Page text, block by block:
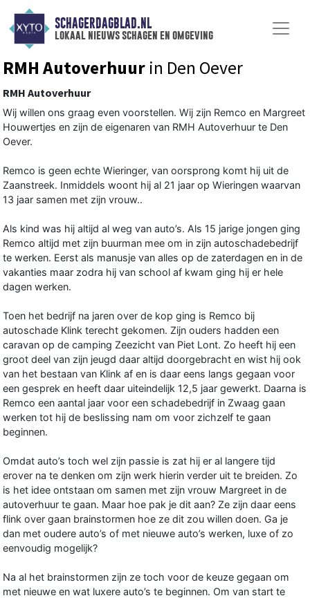
SCHAGERDAGBLAD.NL
lokaal nieuws schagen en omgeving
RMH Autoverhuur in Den Oever
RMH Autoverhuur
Wij willen ons graag even voorstellen. Wij zijn Remco en Margreet
Houwertjes en zijn de eigenaren van RMH Autoverhuur te Den
Oever.
Remco is geen echte Wieringer, van oorsprong komt hij uit de
Zaanstreek. Inmiddels woont hij al 21 jaar op Wieringen waarvan
13 jaar samen met zijn vrouw..
Als kind was hij altijd al weg van auto’s. Als 15 jarige jongen ging
Remco altijd met zijn buurman mee om in zijn autoschadebedrijf
te werken. Eerst als manusje van alles op de zaterdagen en in de
vakanties maar zodra hij van school af kwam ging hij er hele
dagen werken.
Toen het bedrijf na jaren over de kop ging is Remco bij
autoschade Klink terecht gekomen. Zijn ouders hadden een
caravan op de camping Zeezicht van Piet Lont. Zo heeft hij een
groot deel van zijn jeugd daar altijd doorgebracht en wist hij ook
van het bestaan van Klink af en is daar eens langs gegaan voor
een gesprek en heeft daar uiteindelijk 12,5 jaar gewerkt. Daarna is
Remco een aantal jaar voor een schadebedrijf in Zwaag gaan
werken tot hij de beslissing nam om voor zichzelf te gaan
beginnen.
Omdat auto’s toch wel zijn passie is zat hij er al langere tijd
erover na te denken om zijn werk hierin verder uit te breiden. Zo
is het idee ontstaan om samen met zijn vrouw Margreet in de
autoverhuur te gaan. Maar hoe pak je dit aan? Ze zijn daar eens
flink over gaan brainstormen hoe ze dit zou willen doen. Ga je
dan met oudere auto’s of met nieuwe auto’s werken, luxe of zo
eenvoudig mogelijk?
Na al het brainstormen zijn ze toch voor de keuze gegaan om
met nieuwe en wat luxere auto’s te beginnen. Om van start te